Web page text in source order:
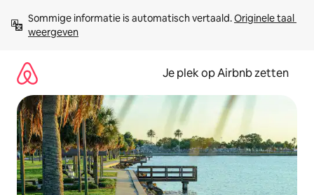
direct
naar
Sommige informatie is automatisch vertaald. Originele taal
weergeven
Je plek op Airbnb zetten